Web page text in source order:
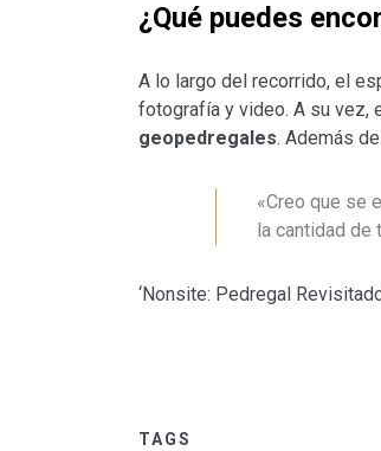
¿Qué puedes
A lo largo del recorrido, el
fotografía y video. A su vez,
geopedregales. Además
«Creo que se
la cantidad de
‘Nonsite: Pedregal
TAGS